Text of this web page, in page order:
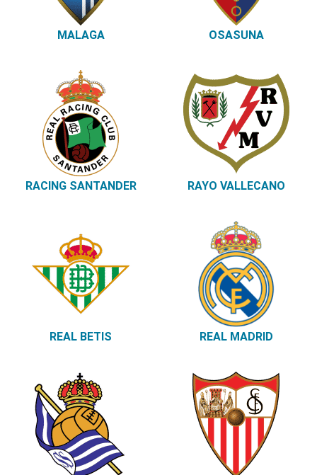
MALAGA OSASUNA
RACING SANTANDER RAYO VALLECANO
REAL BETIS REAL MADRID